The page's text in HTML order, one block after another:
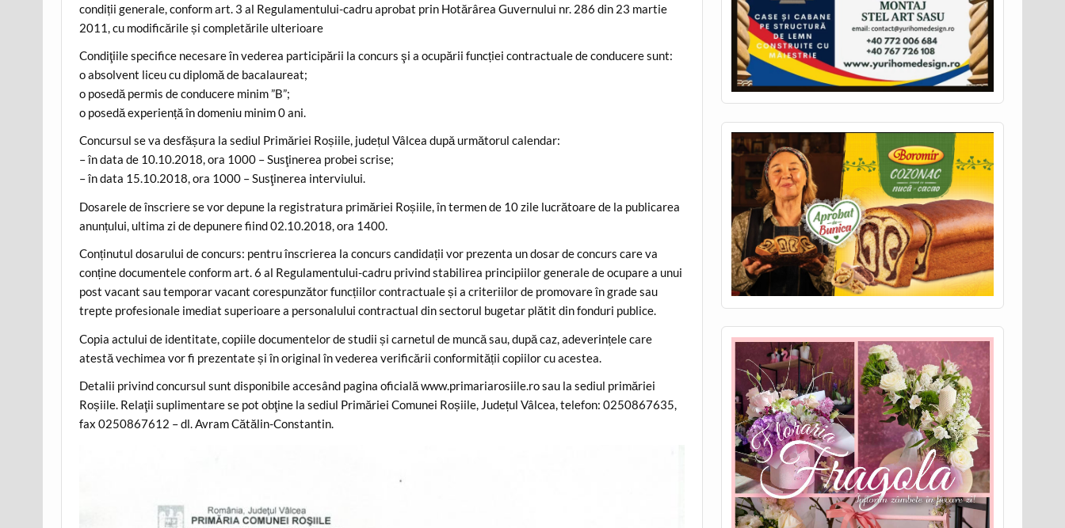
condiții generale, conform art. 3 al Regulamentului-cadru aprobat prin Hotărârea Guvernului nr. 286 din 23 martie
2011, cu modificările și completările ulterioare
Condiţiile specifice necesare în vederea participării la concurs şi a ocupării funcției contractuale de conducere sunt:
o absolvent liceu cu diplomă de bacalaureat;
o posedă permis de conducere minim ”B”;
o posedă experiență în domeniu minim 0 ani.
Concursul se va desfășura la sediul Primăriei Roșiile, județul Vâlcea după următorul calendar:
– în data de 10.10.2018, ora 1000 – Susţinerea probei scrise;
– în data 15.10.2018, ora 1000 – Susţinerea interviului.
Dosarele de înscriere se vor depune la registratura primăriei Roșiile, în termen de 10 zile lucrătoare de la publicarea
anunțului, ultima zi de depunere fiind 02.10.2018, ora 1400.
Conținutul dosarului de concurs: pentru înscrierea la concurs candidații vor prezenta un dosar de concurs care va
conține documentele conform art. 6 al Regulamentului-cadru privind stabilirea principiilor generale de ocupare a unui
post vacant sau temporar vacant corespunzător funcțiilor contractuale și a criteriilor de promovare în grade sau
trepte profesionale imediat superioare a personalului contractual din sectorul bugetar plătit din fonduri publice.
Copia actului de identitate, copiile documentelor de studii și carnetul de muncă sau, după caz, adeverințele care
atestă vechimea vor fi prezentate și în original în vederea verificării conformității copiilor cu acestea.
Detalii privind concursul sunt disponibile accesând pagina oficială www.primariarosiile.ro sau la sediul primăriei
Roșiile. Relaţii suplimentare se pot obţine la sediul Primăriei Comunei Roșiile, Județul Vâlcea, telefon: 0250867635,
fax 0250867612 – dl. Avram Cătălin-Constantin.